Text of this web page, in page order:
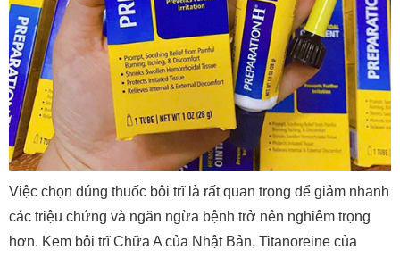
Việc chọn đúng thuốc bôi trĩ là rất quan trọng để giảm nhanh
các triệu chứng và ngăn ngừa bệnh trở nên nghiêm trọng
hơn. Kem bôi trĩ Chữa A của Nhật Bản, Titanoreine của